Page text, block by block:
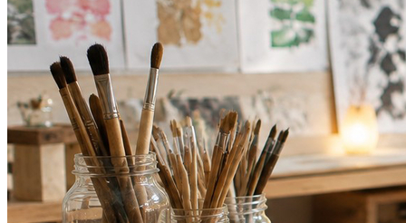
Internacional